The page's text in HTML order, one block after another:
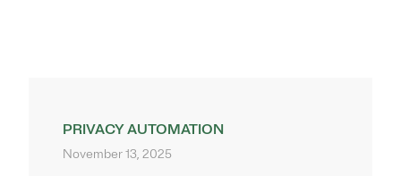
PRIVACY AUTOMATION
November 13, 2025